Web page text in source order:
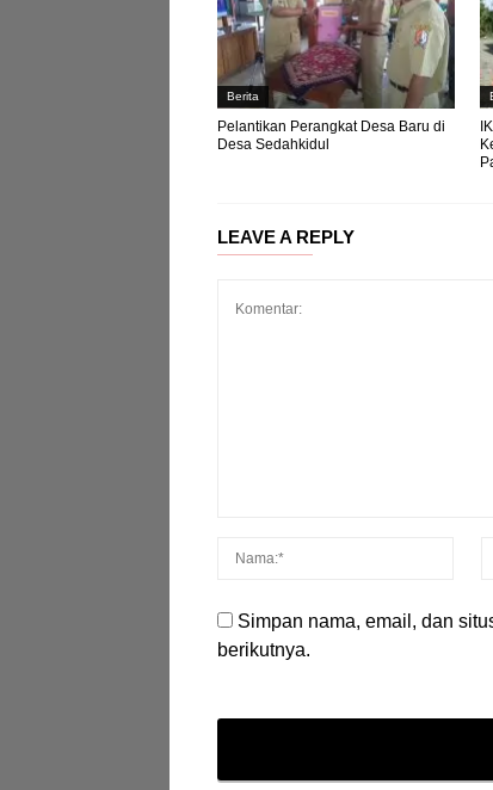
Berita
Pelantikan Perangkat Desa Baru di
Desa Sedahkidul
LEAVE A REPLY
Simpan nama, email, dan
berikutnya.